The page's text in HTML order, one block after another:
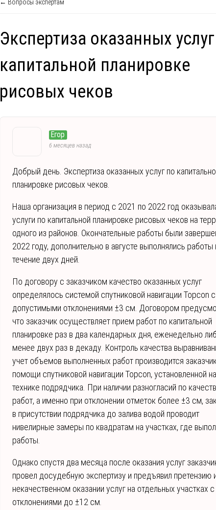
← Вопросы экспертам
Экспертиза оказанных
капитальной планировке
рисовых чеков
Егор
6 месяцев назад
Добрый день. Экспертиза оказанных услуг по
планировке рисовых чеков.
Наша организация в период с 2021 по 2022 год
услуги по капитальной планировке рисовых чеков на
одного из районов. Окончательные работы были
2022 году, дополнительно в августе выполнялись работы
течение двух дней.
По договору с заказчиком качество оказанных услуг
определялось системой спутниковой навигации Topcon с
допустимыми отклонениями ±3 см. Договором
что заказчик осуществляет прием работ по капитальной
планировке раз в два календарных дня, еженедельно
менее двух раз в декаду. Контроль качества
учет объемов выполненных работ производится
помощи спутниковой навигации Topcon, установленной на
технике подрядчика. При наличии разногласий по
работ, а именно при отклонении отметок более ±3 см,
в присутствии подрядчика до залива водой проводит
нивелирные замеры по квадратам на участках, где
работы.
Однако спустя два месяца после оказания услуг
провел досудебную экспертизу и предъявил претензию
некачественном оказании услуг на отдельных участках с
отклонениями до ±12 см.